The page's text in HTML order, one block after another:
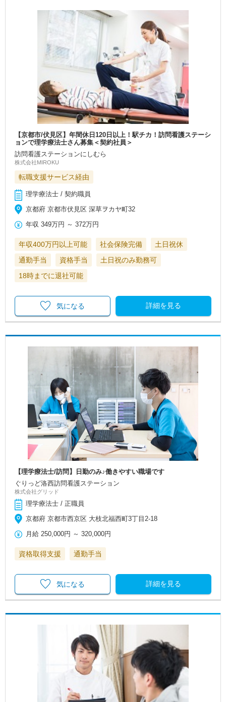
【京都市/伏見区】年間休日120日以上！駅チカ！訪問看護ステーシ
ョンで理学療法士さん募集＜契約社員＞
訪問看護ステーションにしむら
株式会社MIROKU
転職支援サービス経由
理学療法士 / 契約職員
京都府 京都市伏見区 深草ヲカヤ町32
年収 349万円 ～372万円
年収400万円以上可能 社会保険完備
土日祝休
通勤手当
資格手当
土日祝のみ勤務可
18時までに退社可能
詳細を見る
気になる
【理学療法士/訪問】日勤のみ♪働きやすい職場です
ぐりっど洛西訪問看護ステーション
株式会社グリッド
理学療法士 / 正職員
京都府 京都市西京区 大枝北福西町3丁目2-18
月給 250,000円 ～320,000円
資格取得支援 通勤手当
詳細を見る
気になる